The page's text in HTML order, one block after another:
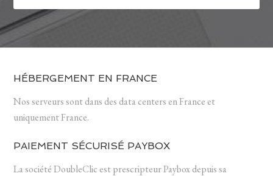
HÉBERGEMENT EN FRANCE
Nos serveurs sont dans des data centers en France et
uniquement France.
PAIEMENT SÉCURISÉ PAYBOX
La société DoubleClic est prescripteur Paybox depuis sa